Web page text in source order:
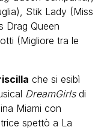
Stik Lady (Miss
Drag Queen
(Migliore tra le
che si esibì
DreamGirlsdi
Miami con
spettò a La